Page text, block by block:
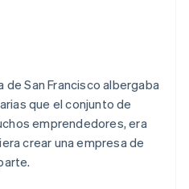
Pipeline
IA
y gestiona
agentes
anual
de San Francisco albergaba
que el conjunto de
emprendedores, era
crear una empresa de